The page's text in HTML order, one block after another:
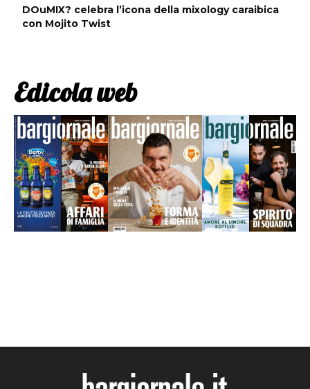
DOuMIX? celebra l’icona della mixology caraibica
con Mojito Twist
Edicola web